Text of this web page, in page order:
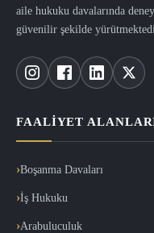
aile hukuku davalarında
güvenilir şekilde
FAALIYET
Boşanma Davaları
İş Hukuku
Arabuluculuk